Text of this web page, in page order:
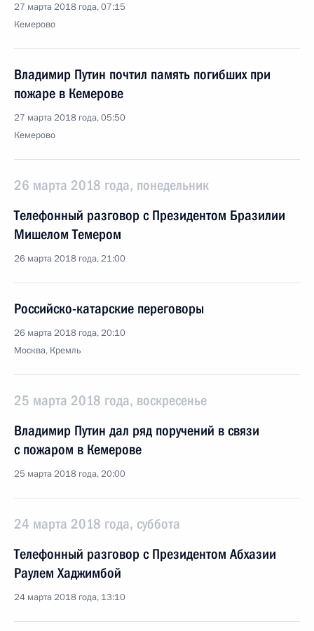
27 марта 2018 года, 07:15
Кемерово
Владимир Путин почтил память погибших при
пожаре в Кемерове
27 марта 2018 года, 05:50
Кемерово
26 марта 2018 года, понедельник
Телефонный разговор с Президентом Бразилии
Мишелом Темером
26 марта 2018 года, 21:00
Российско-катарские переговоры
26 марта 2018 года, 20:10
Москва, Кремль
25 марта 2018 года, воскресенье
Владимир Путин дал ряд поручений в связи
с пожаром в Кемерове
25 марта 2018 года, 20:00
24 марта 2018 года, суббота
Телефонный разговор с Президентом Абхазии
Раулем Хаджимбой
24 марта 2018 года, 13:10